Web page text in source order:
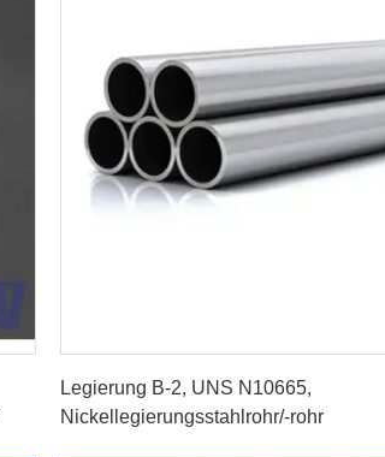
Legierung B-2, UNS N10665,
Nickellegierungsstahlrohr/-rohr